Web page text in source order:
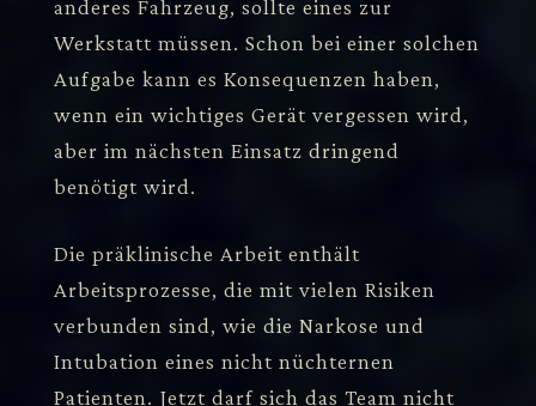
anderes Fahrzeug, sollte eines zur
Werkstatt müssen. Schon bei einer solchen
Aufgabe kann es Konsequenzen haben,
wenn ein wichtiges Gerät vergessen wird,
aber im nächsten Einsatz dringend
benötigt wird.
Die präklinische Arbeit enthält
Arbeitsprozesse, die mit vielen Risiken
verbunden sind, wie die Narkose und
Intubation eines nicht nüchternen
Patienten. Jetzt darf sich das Team nicht